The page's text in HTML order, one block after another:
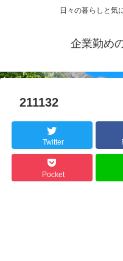
日々の暮らしと気
企業勤め
211132
Twitter
Pocket